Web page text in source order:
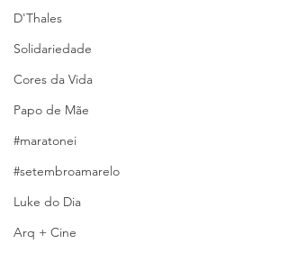
D'Thales
Solidariedade
Cores da Vida
Papo de Mãe
#maratonei
#setembroamarelo
Luke do Dia
Arq + Cine